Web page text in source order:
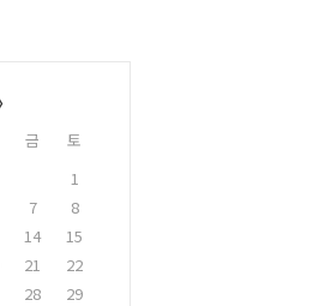
금
토
1
7
8
14
15
21
22
28
29